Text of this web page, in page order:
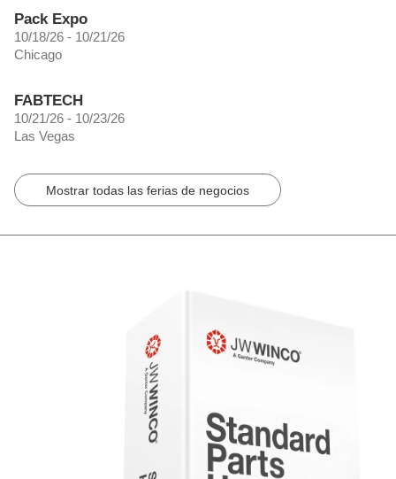
Pack Expo
10/18/26 - 10/21/26
Chicago
FABTECH
10/21/26 - 10/23/26
Las Vegas
Mostrar todas las ferias de negocios